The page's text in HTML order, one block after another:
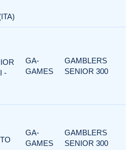
-
GA-
GAMES
GAMBLERS
SENIOR 300
GA-
GAMES
GAMBLERS
SENIOR 300